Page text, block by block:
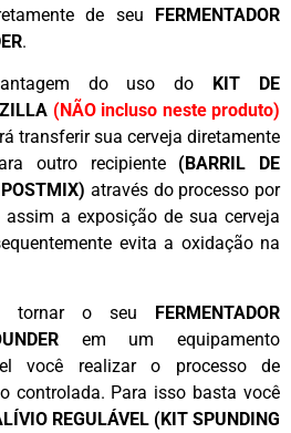
de seu FERMENTADOR
.
do uso do
KIT DE
(NÃO incluso neste produto)
transferir sua cerveja diretamente
outro recipiente (BARRIL DE
através do processo por
assim a exposição de sua cerveja
evita a oxidação na
tornar o seu FERMENTADOR
em um equipamento
você realizar o processo de
controlada. Para isso basta você
REGULÁVEL (KIT SPUNDING